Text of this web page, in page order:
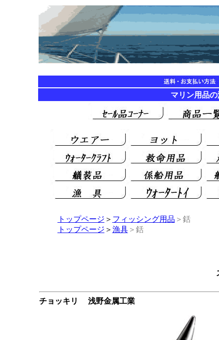
マリン用品
トップページ ＞ フィッシング用品 ＞銛
トップページ ＞ 漁具＞銛
チョッキリ 浅野金属工業